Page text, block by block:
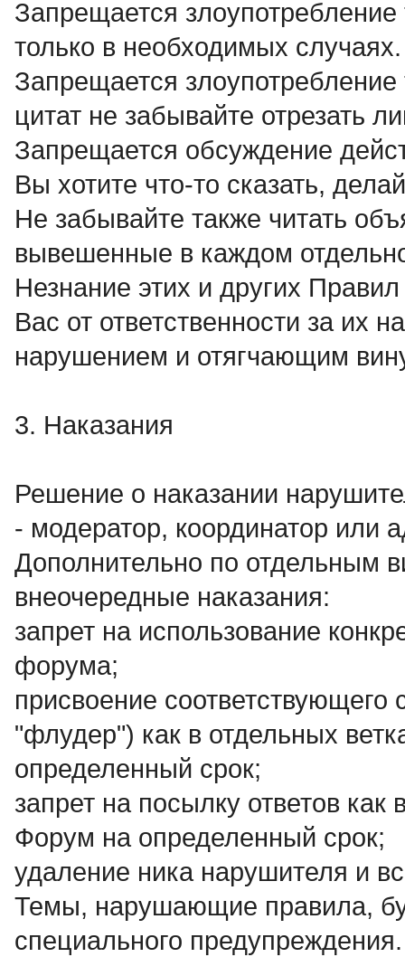
Запрещается злоупотребление
только в необходимых случаях.
Запрещается
цитат не забывайте отрезать
Запрещается обсуждение
Вы хотите что-то сказать,
Не забывайте также читать
вывешенные в каждом
Незнание этих и других
Вас от ответственности за их
нарушением и отягчающим
3. Наказания
Решение о наказании
- модератор, координатор или
Дополнительно по отдельным
внеочередные наказания:
запрет на использование
форума;
присвоение соответствующего
"флудер") как в отдельных
определенный срок;
запрет на посылку ответов
Форум на определенный срок;
удаление ника нарушителя и
Темы, нарушающие правила,
специального предупреждения.